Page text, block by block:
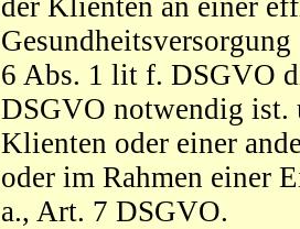
der Klienten an einer
6 Abs. 1 lit f. DSGVO
DSGVO notwendig ist.
Klienten oder einer
oder im Rahmen einer
a., Art. 7 DSGVO.